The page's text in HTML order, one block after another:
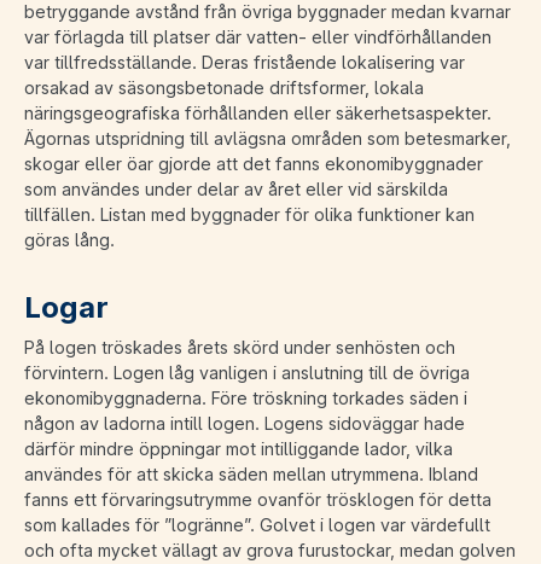
betryggande avstånd från övriga byggnader medan kvarnar
var förlagda till platser där vatten- eller vindförhållanden
var tillfredsställande. Deras fristående lokalisering var
orsakad av säsongsbetonade driftsformer, lokala
näringsgeografiska förhållanden eller säkerhetsaspekter.
Ägornas utspridning till avlägsna områden som betesmarker,
skogar eller öar gjorde att det fanns ekonomibyggnader
som användes under delar av året eller vid särskilda
tillfällen. Listan med byggnader för olika funktioner kan
göras lång.
Logar
På logen tröskades årets skörd under senhösten och
förvintern. Logen låg vanligen i anslutning till de övriga
ekonomibyggnaderna. Före tröskning torkades säden i
någon av ladorna intill logen. Logens sidoväggar hade
därför mindre öppningar mot intilliggande lador, vilka
användes för att skicka säden mellan utrymmena. Ibland
fanns ett förvaringsutrymme ovanför trösklogen för detta
som kallades för ”logränne”. Golvet i logen var värdefullt
och ofta mycket vällagt av grova furustockar, medan golven